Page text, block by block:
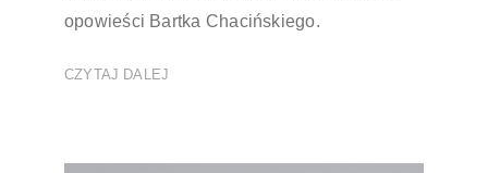
opowieści Bartka Chacińskiego.
CZYTAJ DALEJ